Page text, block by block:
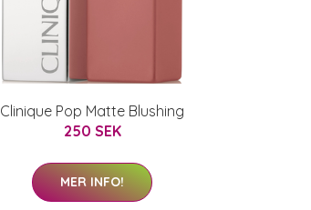
Clinique Pop Matte Blushing
250 SEK
MER INFO!